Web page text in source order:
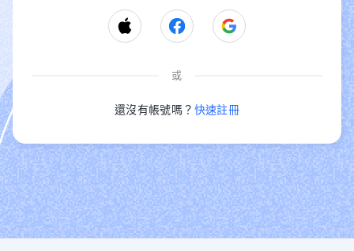
或
還沒有帳號嗎？ 快速註冊